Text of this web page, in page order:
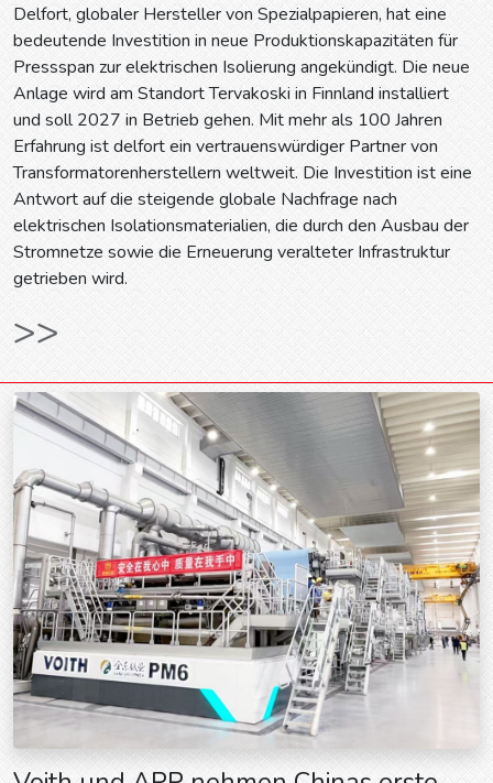
Delfort, globaler Hersteller von Spezialpapieren, hat eine
bedeutende Investition in neue Produktionskapazitäten für
Pressspan zur elektrischen Isolierung angekündigt. Die neue
Anlage wird am Standort Tervakoski in Finnland installiert
und soll 2027 in Betrieb gehen. Mit mehr als 100 Jahren
Erfahrung ist delfort ein vertrauenswürdiger Partner von
Transformatorenherstellern weltweit. Die Investition ist eine
Antwort auf die steigende globale Nachfrage nach
elektrischen Isolationsmaterialien, die durch den Ausbau der
Stromnetze sowie die Erneuerung veralteter Infrastruktur
getrieben wird.
>>